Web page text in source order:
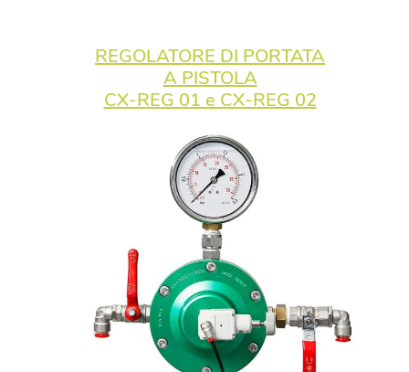
REGOLATORE DI PORTATA
A PISTOLA
CX-REG 01 e CX-REG 02